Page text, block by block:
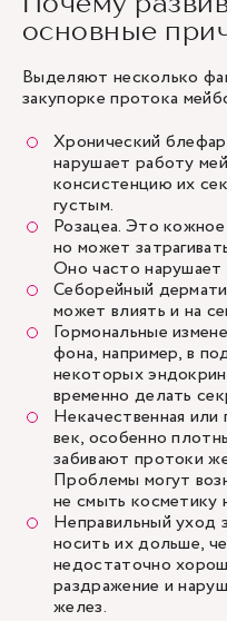
основные
Выделяют несколько
закупорке протока
Хронический
нарушает работу
консистенцию их
густым.
Розацеа. Это кожное
но может
Оно часто
Себорейный
может влиять и на
Гормональные
фона, например, в
некоторых
временно делать
Некачественная
век, особенно
забивают протоки
Проблемы могут
не смыть косметику
Неправильный уход
носить их дольше,
недостаточно
раздражение и
желез.